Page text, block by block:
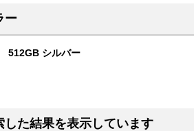
ー
512GB シルバー
た結果を表示しています